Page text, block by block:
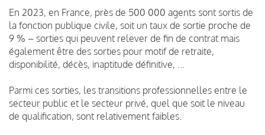
En 2023, en France, près de 500 000 agents sont sortis de
la fonction publique civile, soit un taux de sortie proche de
9 % – sorties qui peuvent relever de fin de contrat mais
également être des sorties pour motif de retraite,
disponibilité, décès, inaptitude définitive, ...
Parmi ces sorties, les transitions professionnelles entre le
secteur public et le secteur privé, quel que soit le niveau
de qualification, sont relativement faibles.